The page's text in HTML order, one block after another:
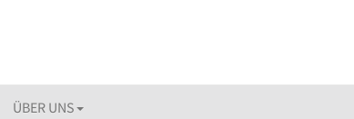
ÜBER UNS